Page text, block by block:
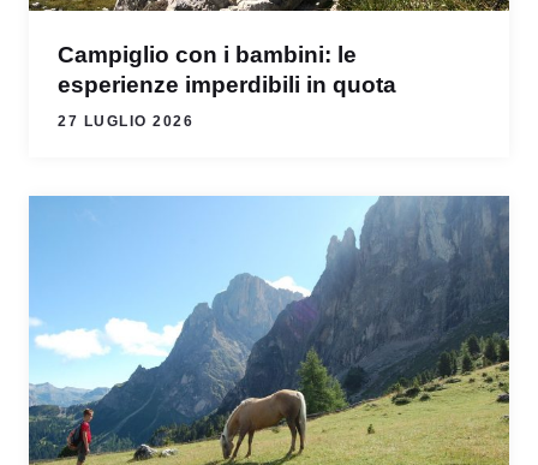
Campiglio con i bambini: le
esperienze imperdibili in quota
27 LUGLIO 2026